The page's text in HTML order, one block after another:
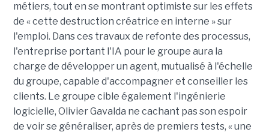
métiers, tout en se montrant optimiste sur les effets
de « cette destruction créatrice en interne » sur
l'emploi. Dans ces travaux de refonte des processus,
l'entreprise portant l'IA pour le groupe aura la
charge de développer un agent, mutualisé à l'échelle
du groupe, capable d'accompagner et conseiller les
clients. Le groupe cible également l'ingénierie
logicielle, Olivier Gavalda ne cachant pas son espoir
de voir se généraliser, après de premiers tests, « une